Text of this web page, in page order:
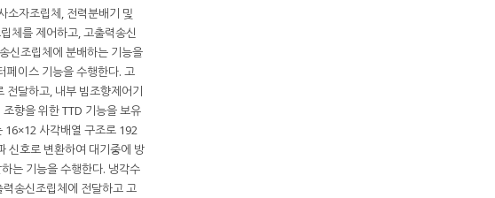
소자조립체, 전력분배기 및
체를 제어하고, 고출력송신
신조립체에 분배하는 기능을
페이스 기능을 수행한다. 고
전달하고, 내부 빔조향제어기
향을 위한 TTD 기능을 보유
사각배열 구조로 192
신호로 변환하여 대기중에 방
는 기능을 수행한다. 냉각수
송신조립체에 전달하고 고